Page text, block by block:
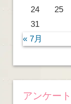
24
25
31
« 7月
アンケート